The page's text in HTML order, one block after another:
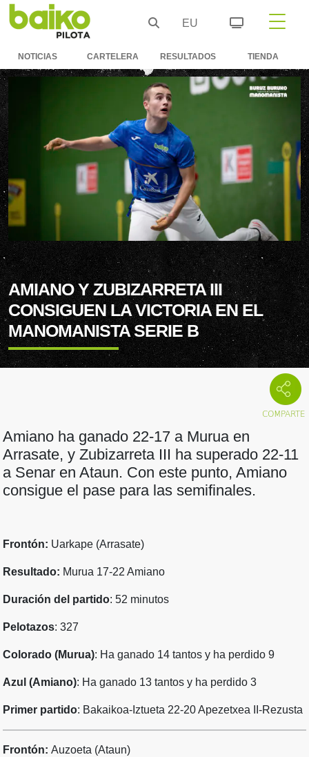
EU
NOTICIAS CARTELERA RESULTADOS TIENDA
AMIANO Y ZUBIZARRETA III
CONSIGUEN LA VICTORIA EN EL
MANOMANISTA SERIE B
Amiano ha ganado 22-17 a Murua en
Arrasate, y Zubizarreta III ha superado 22-11
a Senar en Ataun. Con este punto, Amiano
consigue el pase para las semifinales.
Frontón: Uarkape (Arrasate)
Resultado: Murua 17-22 Amiano
Duración del partido: 52 minutos
Pelotazos: 327
Colorado (Murua): Ha ganado 14 tantos y ha perdido 9
Azul (Amiano): Ha ganado 13 tantos y ha perdido 3
Primer partido: Bakaikoa-Iztueta 22-20 Apezetxea II-Rezusta
Frontón: Auzoeta (Ataun)